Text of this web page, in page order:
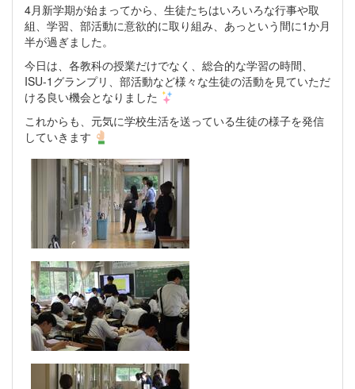
4月新学期が始まってから、生徒たちはいろいろな行事や取
組、学習、部活動に意欲的に取り組み、あっという間に1か月
半が過ぎました。
今日は、各教科の授業だけでなく、総合的な学習の時間、
ISU-1グランプリ、部活動など様々な生徒の活動を見ていただ
ける良い機会となりました
これからも、元気に学校生活を送っている生徒の様子を発信
していきます